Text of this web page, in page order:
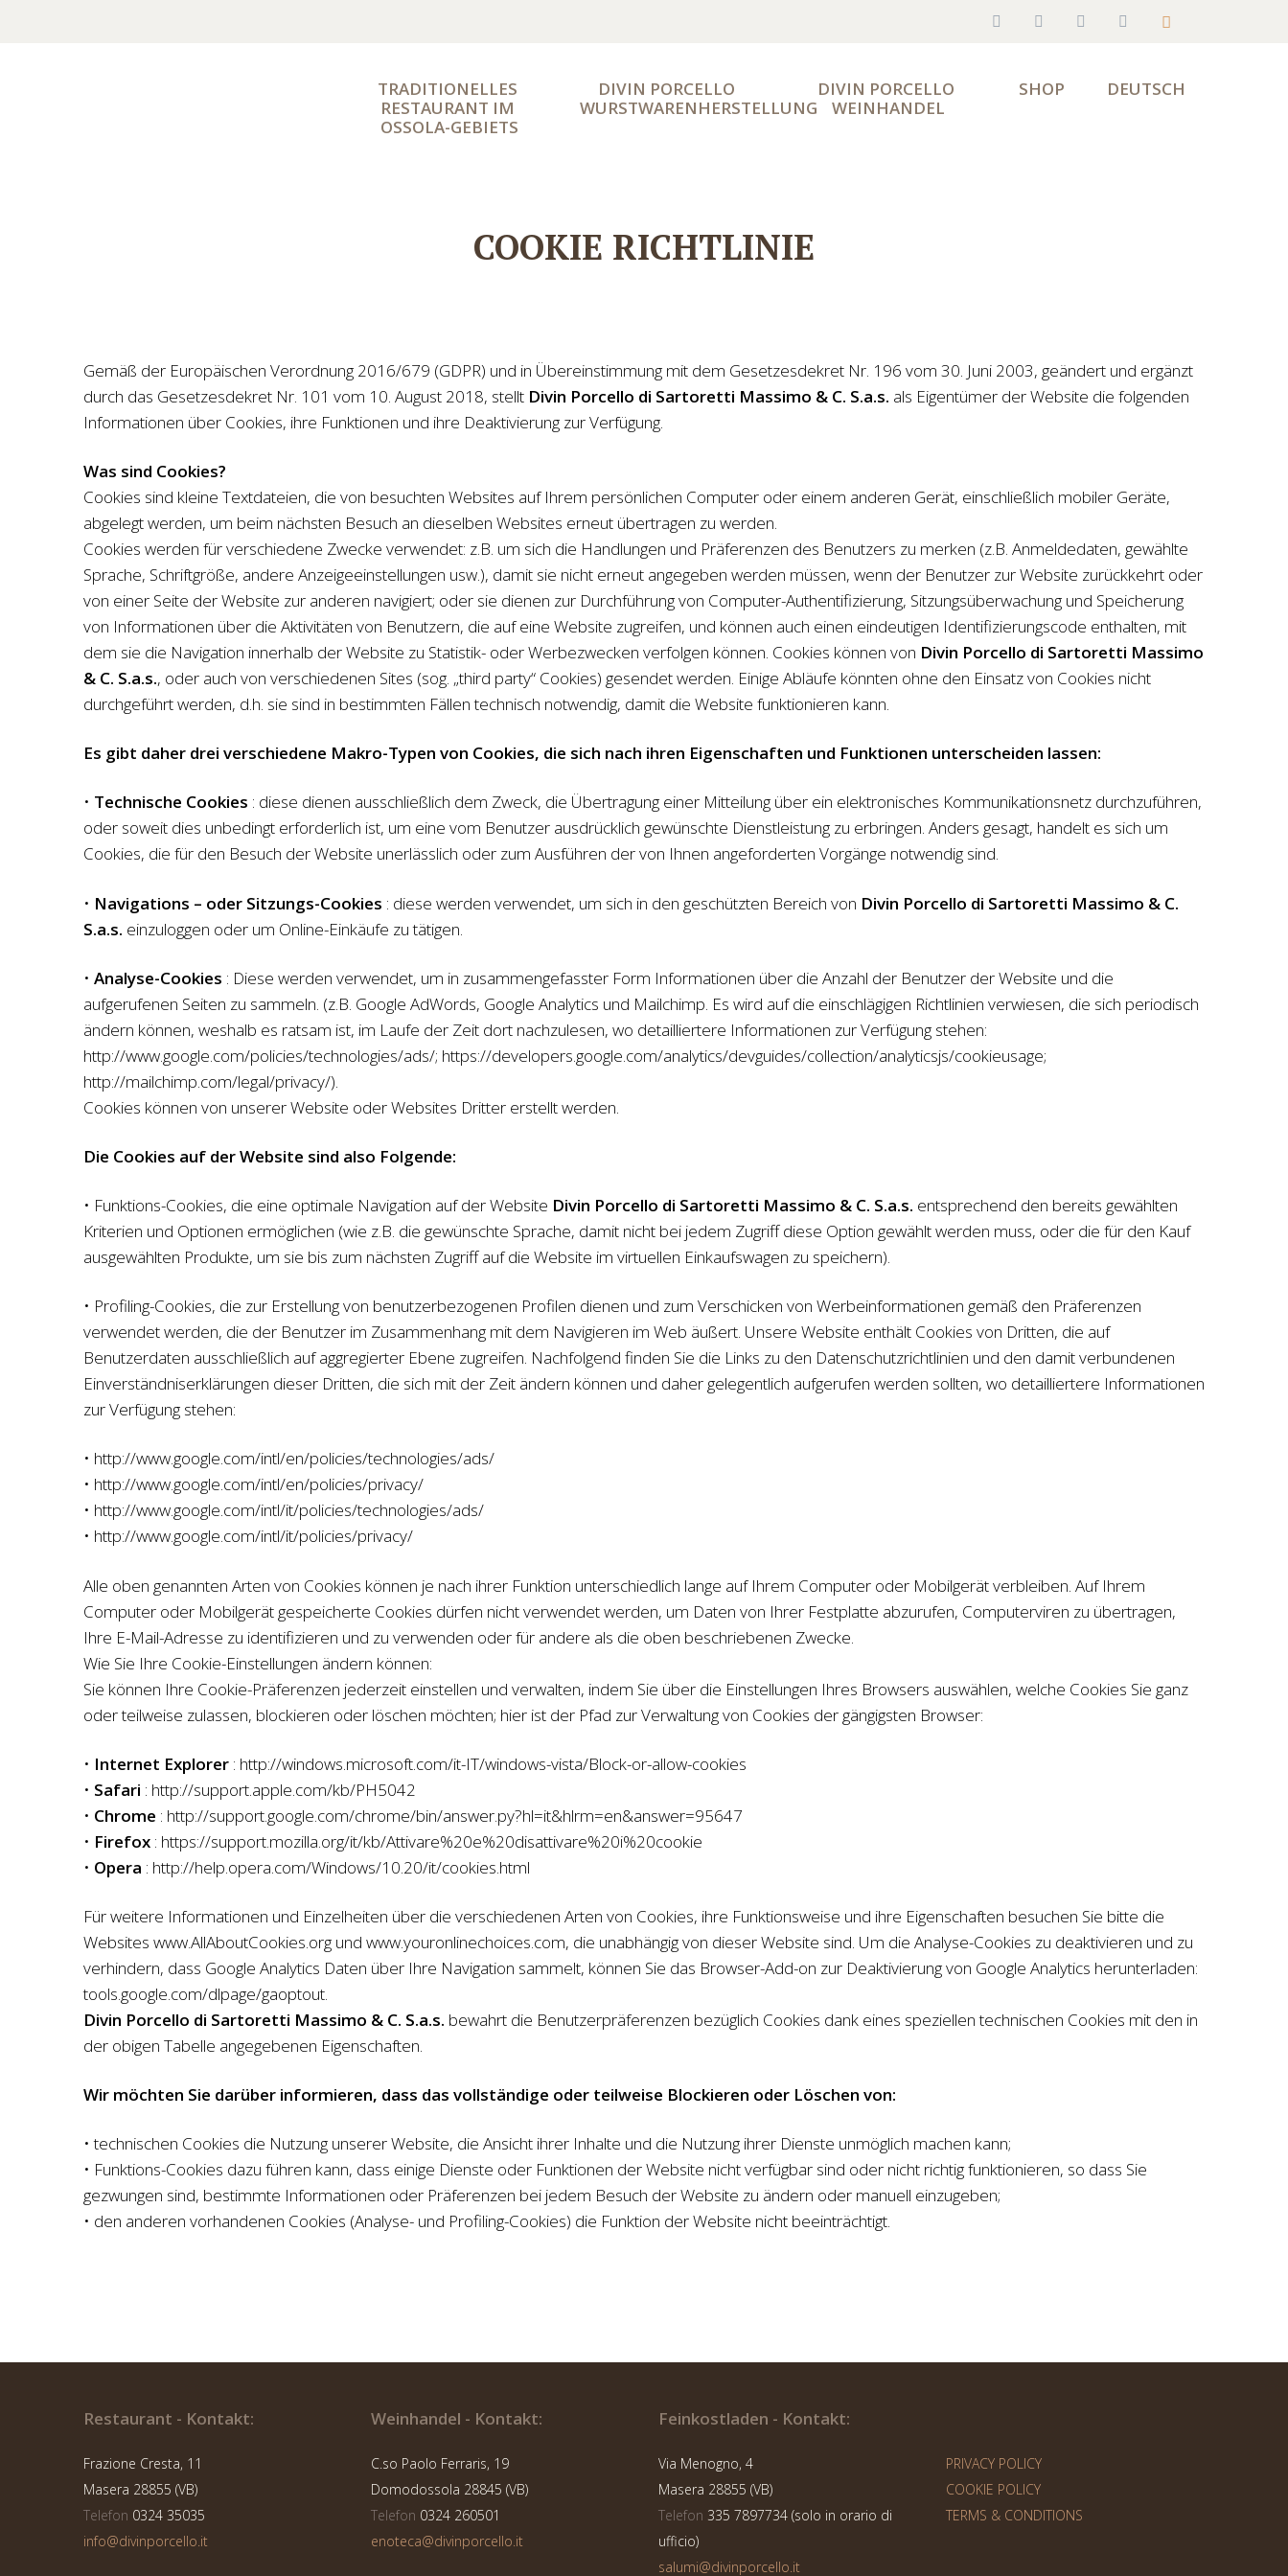
TRADITIONELLES
RESTAURANT IM
OSSOLA-GEBIETS
DIVIN PORCELLO
WURSTWARENHERSTELLUNG
DIVIN PORCELLO
WEINHANDEL
SHOP DEUTSCH
COOKIE RICHTLINIE
Gemäß der Europäischen Verordnung 2016/679 (GDPR) und in Übereinstimmung mit dem Gesetzesdekret Nr. 196 vom 30. Juni 2003, geändert und ergänzt
durch das Gesetzesdekret Nr. 101 vom 10. August 2018, stellt Divin Porcello di Sartoretti Massimo & C. S.a.s. als Eigentümer der Website die folgenden
Informationen über Cookies, ihre Funktionen und ihre Deaktivierung zur Verfügung.
Was sind Cookies?
Cookies sind kleine Textdateien, die von besuchten Websites auf Ihrem persönlichen Computer oder einem anderen Gerät, einschließlich mobiler Geräte,
abgelegt werden, um beim nächsten Besuch an dieselben Websites erneut übertragen zu werden.
Cookies werden für verschiedene Zwecke verwendet: z.B. um sich die Handlungen und Präferenzen des Benutzers zu merken (z.B. Anmeldedaten, gewählte
Sprache, Schriftgröße, andere Anzeigeeinstellungen usw.), damit sie nicht erneut angegeben werden müssen, wenn der Benutzer zur Website zurückkehrt oder
von einer Seite der Website zur anderen navigiert; oder sie dienen zur Durchführung von Computer-Authentifizierung, Sitzungsüberwachung und Speicherung
von Informationen über die Aktivitäten von Benutzern, die auf eine Website zugreifen, und können auch einen eindeutigen Identifizierungscode enthalten, mit
dem sie die Navigation innerhalb der Website zu Statistik- oder Werbezwecken verfolgen können. Cookies können von Divin Porcello di Sartoretti Massimo
& C. S.a.s., oder auch von verschiedenen Sites (sog. „third party“ Cookies) gesendet werden. Einige Abläufe könnten ohne den Einsatz von Cookies nicht
durchgeführt werden, d.h. sie sind in bestimmten Fällen technisch notwendig, damit die Website funktionieren kann.
Es gibt daher drei verschiedene Makro-Typen von Cookies, die sich nach ihren Eigenschaften und Funktionen unterscheiden lassen:
• Technische Cookies : diese dienen ausschließlich dem Zweck, die Übertragung einer Mitteilung über ein elektronisches Kommunikationsnetz durchzuführen,
oder soweit dies unbedingt erforderlich ist, um eine vom Benutzer ausdrücklich gewünschte Dienstleistung zu erbringen. Anders gesagt, handelt es sich um
Cookies, die für den Besuch der Website unerlässlich oder zum Ausführen der von Ihnen angeforderten Vorgänge notwendig sind.
• Navigations – oder Sitzungs-Cookies : diese werden verwendet, um sich in den geschützten Bereich von Divin Porcello di Sartoretti Massimo & C.
S.a.s. einzuloggen oder um Online-Einkäufe zu tätigen.
• Analyse-Cookies : Diese werden verwendet, um in zusammengefasster Form Informationen über die Anzahl der Benutzer der Website und die
aufgerufenen Seiten zu sammeln. (z.B. Google AdWords, Google Analytics und Mailchimp. Es wird auf die einschlägigen Richtlinien verwiesen, die sich periodisch
ändern können, weshalb es ratsam ist, im Laufe der Zeit dort nachzulesen, wo detailliertere Informationen zur Verfügung stehen:
http://www.google.com/policies/technologies/ads/; https://developers.google.com/analytics/devguides/collection/analyticsjs/cookieusage;
http://mailchimp.com/legal/privacy/).
Cookies können von unserer Website oder Websites Dritter erstellt werden.
Die Cookies auf der Website sind also Folgende:
• Funktions-Cookies, die eine optimale Navigation auf der Website Divin Porcello di Sartoretti Massimo & C. S.a.s. entsprechend den bereits gewählten
Kriterien und Optionen ermöglichen (wie z.B. die gewünschte Sprache, damit nicht bei jedem Zugriff diese Option gewählt werden muss, oder die für den Kauf
ausgewählten Produkte, um sie bis zum nächsten Zugriff auf die Website im virtuellen Einkaufswagen zu speichern).
• Profiling-Cookies, die zur Erstellung von benutzerbezogenen Profilen dienen und zum Verschicken von Werbeinformationen gemäß den Präferenzen
verwendet werden, die der Benutzer im Zusammenhang mit dem Navigieren im Web äußert. Unsere Website enthält Cookies von Dritten, die auf
Benutzerdaten ausschließlich auf aggregierter Ebene zugreifen. Nachfolgend finden Sie die Links zu den Datenschutzrichtlinien und den damit verbundenen
Einverständniserklärungen dieser Dritten, die sich mit der Zeit ändern können und daher gelegentlich aufgerufen werden sollten, wo detailliertere Informationen
zur Verfügung stehen:
• http://www.google.com/intl/en/policies/technologies/ads/
• http://www.google.com/intl/en/policies/privacy/
• http://www.google.com/intl/it/policies/technologies/ads/
• http://www.google.com/intl/it/policies/privacy/
Alle oben genannten Arten von Cookies können je nach ihrer Funktion unterschiedlich lange auf Ihrem Computer oder Mobilgerät verbleiben. Auf Ihrem
Computer oder Mobilgerät gespeicherte Cookies dürfen nicht verwendet werden, um Daten von Ihrer Festplatte abzurufen, Computerviren zu übertragen,
Ihre E-Mail-Adresse zu identifizieren und zu verwenden oder für andere als die oben beschriebenen Zwecke.
Wie Sie Ihre Cookie-Einstellungen ändern können:
Sie können Ihre Cookie-Präferenzen jederzeit einstellen und verwalten, indem Sie über die Einstellungen Ihres Browsers auswählen, welche Cookies Sie ganz
oder teilweise zulassen, blockieren oder löschen möchten; hier ist der Pfad zur Verwaltung von Cookies der gängigsten Browser:
• Internet Explorer : http://windows.microsoft.com/it-IT/windows-vista/Block-or-allow-cookies
• Safari : http://support.apple.com/kb/PH5042
• Chrome : http://support.google.com/chrome/bin/answer.py?hl=it&hlrm=en&answer=95647
• Firefox : https://support.mozilla.org/it/kb/Attivare%20e%20disattivare%20i%20cookie
• Opera : http://help.opera.com/Windows/10.20/it/cookies.html
Für weitere Informationen und Einzelheiten über die verschiedenen Arten von Cookies, ihre Funktionsweise und ihre Eigenschaften besuchen Sie bitte die
Websites www.AllAboutCookies.org und www.youronlinechoices.com, die unabhängig von dieser Website sind. Um die Analyse-Cookies zu deaktivieren und zu
verhindern, dass Google Analytics Daten über Ihre Navigation sammelt, können Sie das Browser-Add-on zur Deaktivierung von Google Analytics herunterladen:
tools.google.com/dlpage/gaoptout.
Divin Porcello di Sartoretti Massimo & C. S.a.s. bewahrt die Benutzerpräferenzen bezüglich Cookies dank eines speziellen technischen Cookies mit den in
der obigen Tabelle angegebenen Eigenschaften.
Wir möchten Sie darüber informieren, dass das vollständige oder teilweise Blockieren oder Löschen von:
• technischen Cookies die Nutzung unserer Website, die Ansicht ihrer Inhalte und die Nutzung ihrer Dienste unmöglich machen kann;
• Funktions-Cookies dazu führen kann, dass einige Dienste oder Funktionen der Website nicht verfügbar sind oder nicht richtig funktionieren, so dass Sie
gezwungen sind, bestimmte Informationen oder Präferenzen bei jedem Besuch der Website zu ändern oder manuell einzugeben;
• den anderen vorhandenen Cookies (Analyse- und Profiling-Cookies) die Funktion der Website nicht beeinträchtigt.
Restaurant - Kontakt:
Frazione Cresta, 11
Masera 28855 (VB)
Telefon 0324 35035
info@divinporcello.it
Weinhandel - Kontakt:
C.so Paolo Ferraris, 19
Domodossola 28845 (VB)
Telefon 0324 260501
enoteca@divinporcello.it
Feinkostladen - Kontakt:
Via Menogno, 4
Masera 28855 (VB)
Telefon 335 7897734 (solo in orario di
ufficio)
salumi@divinporcello.it
PRIVACY POLICY
COOKIE POLICY
TERMS & CONDITIONS